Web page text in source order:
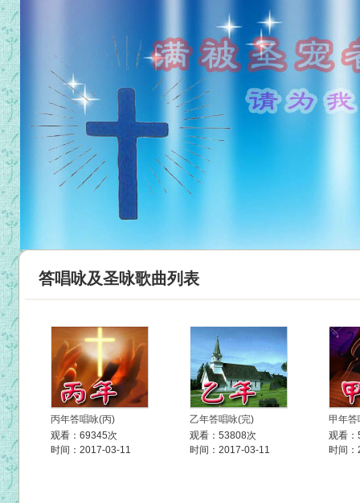
答唱咏及圣咏歌曲列表
丙年答唱咏(丙)
观看：69345次
时间：2017-03-11
乙年答唱咏(完)
观看：53808次
时间：2017-03-11
甲年答
观看
时间